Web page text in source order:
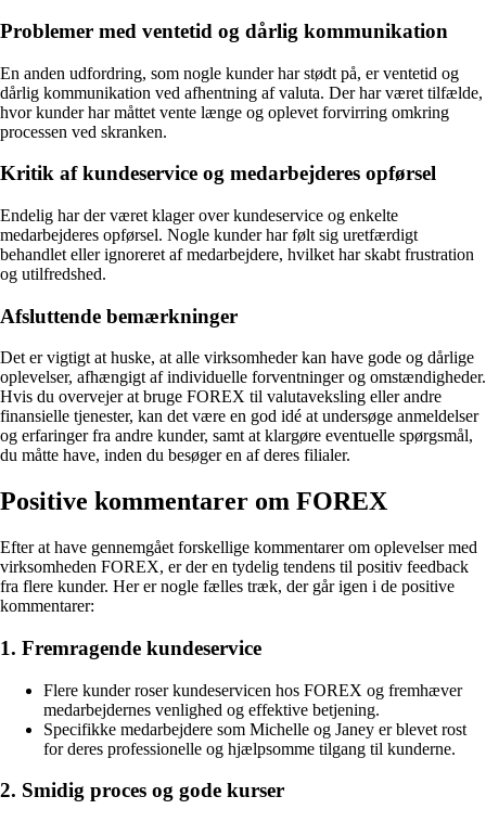
Problemer med ventetid og dårlig kommunikation
En anden udfordring, som nogle kunder har stødt på, er ventetid og
dårlig kommunikation ved afhentning af valuta. Der har været tilfælde,
hvor kunder har måttet vente længe og oplevet forvirring omkring
processen ved skranken.
Kritik af kundeservice og medarbejderes opførsel
Endelig har der været klager over kundeservice og enkelte
medarbejderes opførsel. Nogle kunder har følt sig uretfærdigt
behandlet eller ignoreret af medarbejdere, hvilket har skabt frustration
og utilfredshed.
Afsluttende bemærkninger
Det er vigtigt at huske, at alle virksomheder kan have gode og dårlige
oplevelser, afhængigt af individuelle forventninger og omstændigheder.
Hvis du overvejer at bruge FOREX til valutaveksling eller andre
finansielle tjenester, kan det være en god idé at undersøge anmeldelser
og erfaringer fra andre kunder, samt at klargøre eventuelle spørgsmål,
du måtte have, inden du besøger en af deres filialer.
Positive kommentarer om FOREX
Efter at have gennemgået forskellige kommentarer om oplevelser med
virksomheden FOREX, er der en tydelig tendens til positiv feedback
fra flere kunder. Her er nogle fælles træk, der går igen i de positive
kommentarer:
1. Fremragende kundeservice
Flere kunder roser kundeservicen hos FOREX og fremhæver
medarbejdernes venlighed og effektive betjening.
Specifikke medarbejdere som Michelle og Janey er blevet rost
for deres professionelle og hjælpsomme tilgang til kunderne.
2. Smidig proces og gode kurser